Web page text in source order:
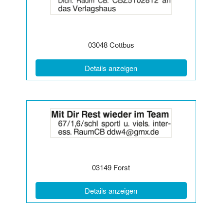
2064313
anzeigen
Postleitzahl:
03048Ort:
Cottbus
Details anzeigen(ID: 2064313)
Details
der
Anzeige
2064315
Info:
Postleitzahl:
03149 Ort:
Forst
Details anzeigen(ID: 2064315)